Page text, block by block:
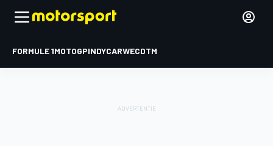
FORMULE 1MOTOGPINDYCARWECDTM